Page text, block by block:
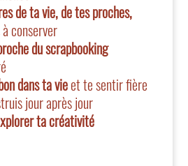
de ta vie, de tes proches,
conserver
du scrapbooking
dans ta vieet te sentir fière
jour après jour
ta créativité